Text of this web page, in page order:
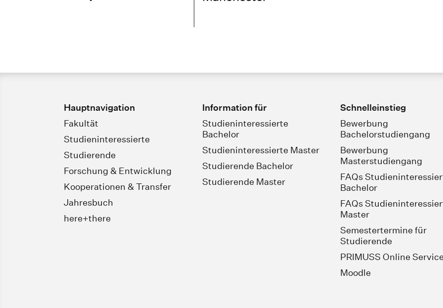
Hauptnavigation
Fakultät
Studieninteressierte
Studierende
Forschung & Entwicklung
Kooperationen & Transfer
Jahresbuch
here+there
Information für
Studieninteressierte
Bachelor
Studieninteressierte Master
Studierende Bachelor
Studierende Master
Schnelleinstieg
Bewerbung
Bachelorstudiengang
Bewerbung
Masterstudiengang
FAQs
Bachelor
FAQs
Master
Semestertermine für
Studierende
PRIMUSS Online
Moodle